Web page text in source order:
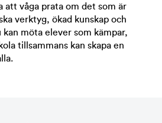
att våga prata om det som är
verktyg, ökad kunskap och
möta elever som kämpar,
tillsammans kan skapa en